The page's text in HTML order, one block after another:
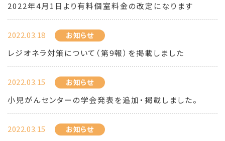
2022年4月1日より有料個室料金の改定になります
2022.03.18 お知らせ
レジオネラ対策について（第9報）を掲載しました
2022.03.15 お知らせ
小児がんセンターの学会発表を追加・掲載しました。
2022.03.15 お知らせ